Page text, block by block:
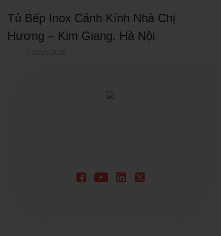
Tủ Bếp Inox Cánh Kính Nhà Chị
Hương – Kim Giang, Hà Nội